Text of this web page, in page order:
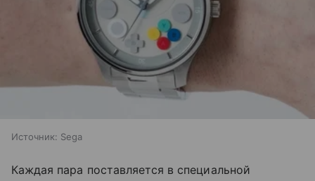
Источник: Sega
Каждая пара поставляется в специальной